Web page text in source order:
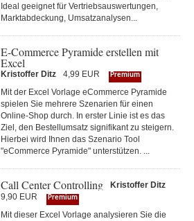
Ideal geeignet für Vertriebsauswertungen,
Marktabdeckung, Umsatzanalysen...
E-Commerce Pyramide erstellen mit
Excel
Kristoffer Ditz 4,99 EUR Premium
Mit der Excel Vorlage eCommerce Pyramide
spielen Sie mehrere Szenarien für einen
Online-Shop durch. In erster Linie ist es das
Ziel, den Bestellumsatz signifikant zu steigern.
Hierbei wird Ihnen das Szenario Tool
"eCommerce Pyramide" unterstützen. ...
Call Center Controlling
Kristoffer Ditz
9,90 EUR
Premium
Mit dieser Excel Vorlage analysieren Sie die